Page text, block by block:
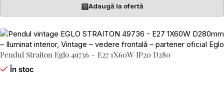
▤Adaugă la ofertă
Pendul Straiton Eglo 49736 – E27 1X60W IP20 D280
În stoc